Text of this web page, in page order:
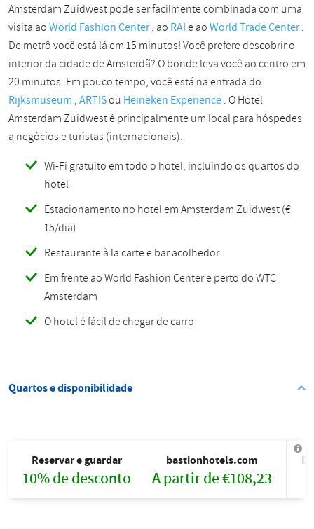
Amsterdam Zuidwest pode ser facilmente combinada com uma
visita aoWorld Fashion Center, ao RAIe aoWorld Trade Center.
De metrô você está lá em 15 minutos! Você prefere descobrir o
interior da cidade de Amsterdã? O bonde leva você ao centro em
20 minutos. Em pouco tempo, você está na entrada do
Rijksmuseum ,ARTISou Heineken Experience. O Hotel
Amsterdam Zuidwest é principalmente um local para hóspedes
a negócios e turistas (internacionais).
Wi-Fi gratuito em todo o hotel, incluindo os quartos do
hotel
Estacionamento no hotel em Amsterdam Zuidwest (€
15/dia)
Restaurante à la carte e bar acolhedor
Em frente ao World Fashion Center e perto do WTC
Amsterdam
O hotel é fácil de chegar de carro
Quartos e disponibilidade
Reservar e guardar
10% de desconto
bastionhotels.com
A partir de €108,23